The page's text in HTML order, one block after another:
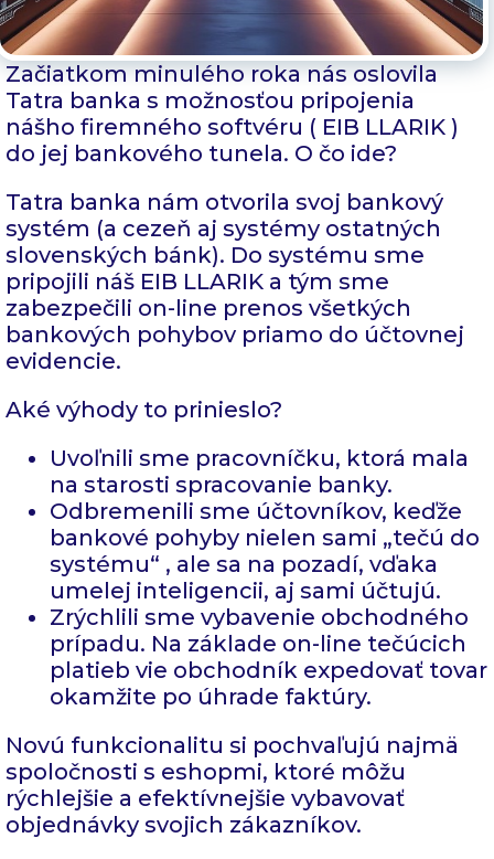
Začiatkom minulého roka nás oslovila
Tatra banka s možnosťou pripojenia
nášho firemného softvéru ( EIB LLARIK )
do jej bankového tunela. O čo ide?
Tatra banka nám otvorila svoj bankový
systém (a cezeň aj systémy ostatných
slovenských bánk). Do systému sme
pripojili náš EIB LLARIK a tým sme
zabezpečili on-line prenos všetkých
bankových pohybov priamo do účtovnej
evidencie.
Aké výhody to prinieslo?
Uvoľnili sme pracovníčku, ktorá mala
na starosti spracovanie banky.
Odbremenili sme účtovníkov, keďže
bankové pohyby nielen sami „tečú do
systému“ , ale sa na pozadí, vďaka
umelej inteligencii, aj sami účtujú.
Zrýchlili sme vybavenie obchodného
prípadu. Na základe on-line tečúcich
platieb vie obchodník expedovať tovar
okamžite po úhrade faktúry.
Novú funkcionalitu si pochvaľujú najmä
spoločnosti s eshopmi, ktoré môžu
rýchlejšie a efektívnejšie vybavovať
objednávky svojich zákazníkov.